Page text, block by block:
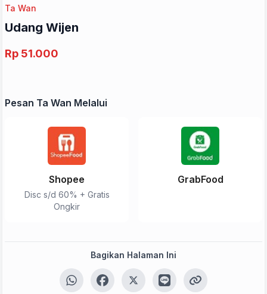
Ta Wan
Udang Wijen
Rp 51.000
Pesan Ta Wan Melalui
Shopee
Disc s/d 60% + Gratis
Ongkir
GrabFood
Bagikan Halaman Ini